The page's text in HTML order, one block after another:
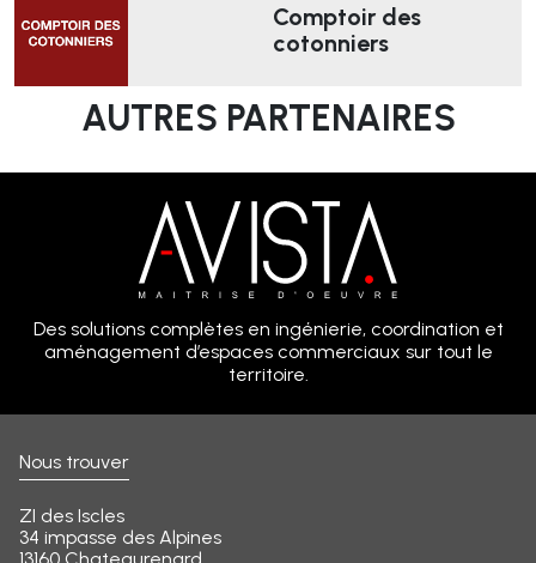
Comptoir des
cotonniers
AUTRES PARTENAIRES
Des solutions complètes en ingénierie, coordination et
aménagement d’espaces commerciaux sur tout le
territoire.
Nous trouver
ZI des Iscles
34 impasse des Alpines